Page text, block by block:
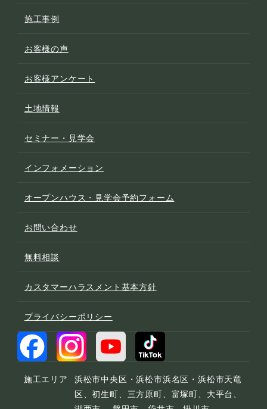
施工事例
お客様の声
お客様アンケート
土地情報
セミナー・見学会
インフォメーション
オープンハウス・見学会予約フォーム
お問い合わせ
無料相談
カスタマーハラスメント基本方針
プライバシーポリシー
施工エリア
浜松市中央区・浜松市浜名区・浜松市天竜
区、初生町、三方原町、富塚町、大平台、